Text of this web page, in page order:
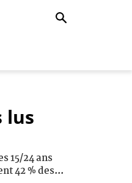
lus
15/24 ans
42 % des...